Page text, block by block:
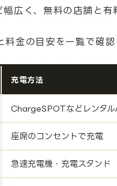
幅広く、無料の店舗と有
金の目安を一覧で確認
充電方法
ChargeSPOTなどレンタル
座席のコンセントで充電
急速充電機・充電スタンド